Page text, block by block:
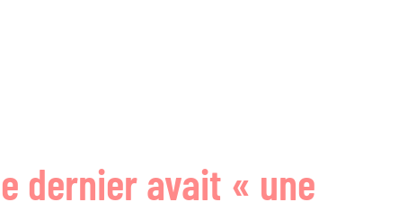
dernier avait « une